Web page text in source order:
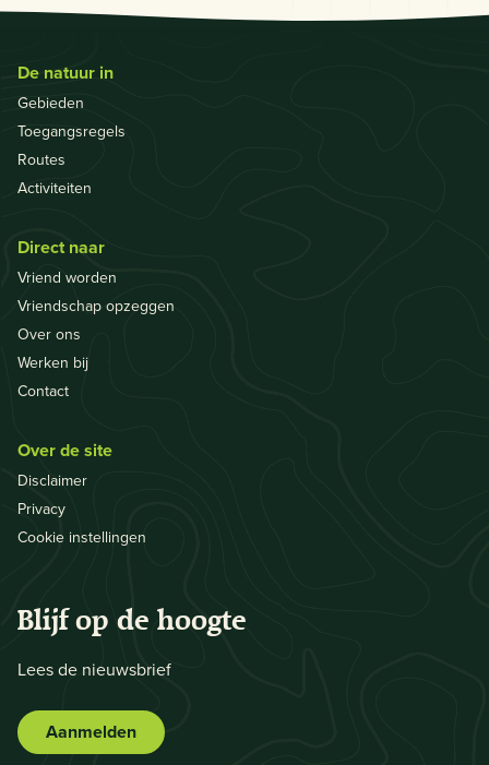
De natuur in
Gebieden
Toegangsregels
Routes
Activiteiten
Direct naar
Vriend worden
Vriendschap opzeggen
Over ons
Werken bij
Contact
Over de site
Disclaimer
Privacy
Cookie instellingen
Blijf op de hoogte
Lees de nieuwsbrief
Aanmelden